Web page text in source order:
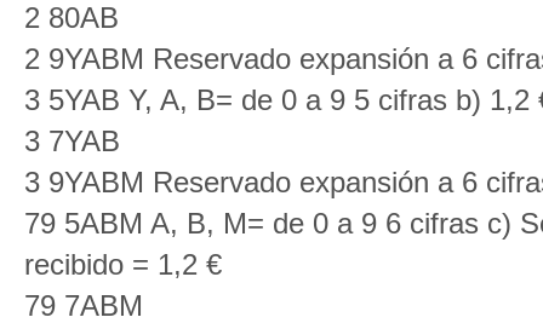
2 80AB
2 9YABM Reservado expansión a 6
3 5YAB Y, A, B= de 0 a 9 5 cifras b) 1,2
3 7YAB
3 9YABM Reservado expansión a 6
79 5ABM A, B, M= de 0 a 9 6 cifras c)
recibido = 1,2 €
79 7ABM